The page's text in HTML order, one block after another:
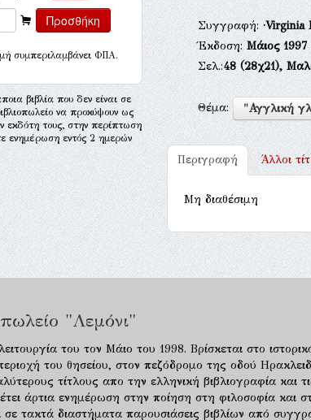
συμπεριλαμβάνει ΦΠΑ.
βιβλία που δεν είναι σε
να προκύψουν ως
εκδότη τους, στην περίπτωση
ενημέρωση εντός 2 ημερών
Συγγραφή:·Virginia
Έκδοση:Μάιος 1997
Σελ.:48(28χ21),
Θέμα: "Αγγλική
Περιγραφή Άλλοι
Μη διαθέσιμη
"Λεμόνι"
του τον Μάιο του 1998. Βρίσκεται στο
του θησείου, στον πεζόδρομο της οδού
τίτλους απο την ελληνική βιβλιογραφία και
άρτια ενημέρωση στην ποίηση στη φιλοσοφία και
σε τακτά διαστήματα παρουσιάσεις βιβλίων από